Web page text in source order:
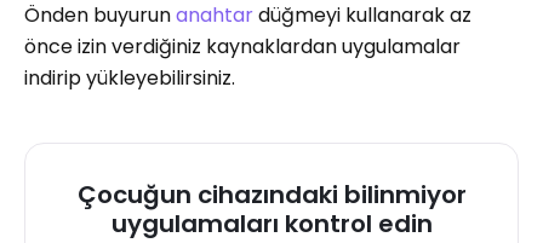
Önden buyurunanahtardüğmeyi kullanarak az
önce izin verdiğiniz kaynaklardan uygulamalar
indirip yükleyebilirsiniz.
Çocuğun cihazındaki bilinmiyor
uygulamaları kontrol edin